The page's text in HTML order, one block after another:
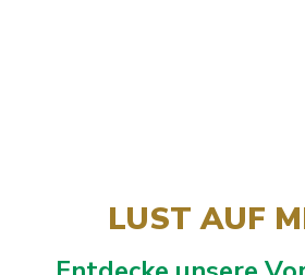
LUST AUF